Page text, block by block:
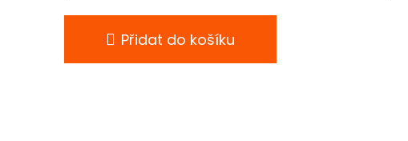
Přidat do košíku